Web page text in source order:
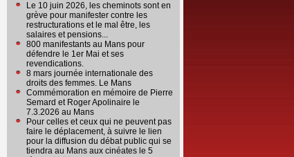
Le 10 juin 2026, les cheminots sont en
grève pour manifester contre les
restructurations et le mal être, les
salaires et pensions...
800 manifestants au Mans pour
défendre le 1er Mai et ses
revendications.
8 mars journée internationale des
droits des femmes. Le Mans
Commémoration en mémoire de Pierre
Semard et Roger Apolinaire le
7.3.2026 au Mans
Pour celles et ceux qui ne peuvent pas
faire le déplacement, à suivre le lien
pour la diffusion du débat public qui se
tiendra au Mans aux cinéates le 5